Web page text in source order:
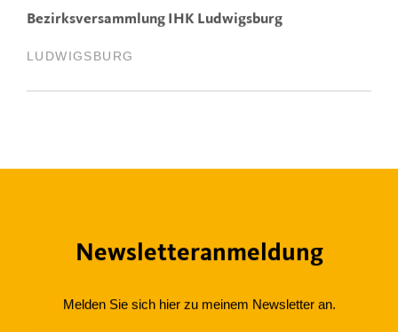
Bezirksversammlung IHK Ludwigsburg
LUDWIGSBURG
Newsletteranmeldung
Melden Sie sich hier zu meinem Newsletter an.